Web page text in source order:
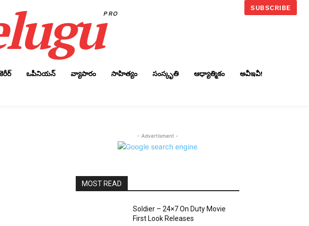
PRO
SUBSCRIBE
కెరీర్‌ ఒపీనియన్‌ వ్యాపారం సాహిత్యం సంస్కృతి ఆధ్యాత్మికం అవీఇవీ!
- Advertisment -
MOST READ
Soldier – 24×7 On Duty Movie
First Look Releases